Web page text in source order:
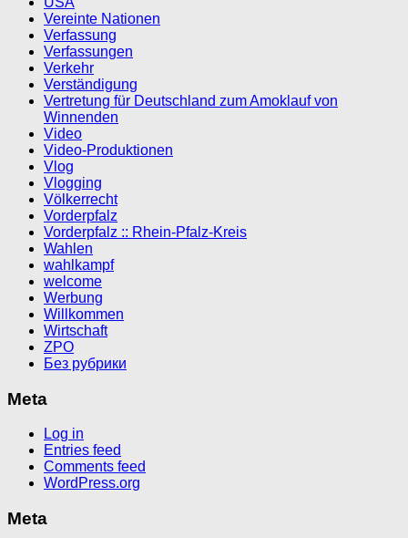
Vereinte Nationen
Verfassung
Verfassungen
Verkehr
Verständigung
Vertretung für Deutschland zum Amoklauf von
Winnenden
Video
Video-Produktionen
Vlog
Vlogging
Völkerrecht
Vorderpfalz
Vorderpfalz :: Rhein-Pfalz-Kreis
Wahlen
wahlkampf
welcome
Werbung
Willkommen
Wirtschaft
ZPO
Без рубрики
Meta
Log in
Entries feed
Comments feed
WordPress.org
Meta